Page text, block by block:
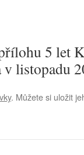
5 let
listopadu
. Můžete si uložit